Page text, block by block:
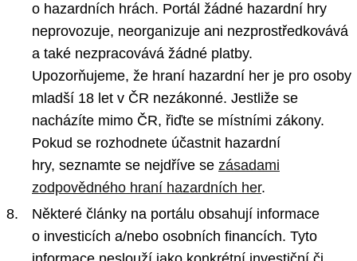
o hazardních hrách. Portál žádné hazardní hry
neprovozuje, neorganizuje ani nezprostředkovává
a také nezpracovává žádné platby.
Upozorňujeme, že hraní hazardní her je pro osoby
mladší 18 let v ČR nezákonné. Jestliže se
nacházíte mimo ČR, řiďte se místními zákony.
Pokud se rozhodnete účastnit hazardní
hry, seznamte se nejdříve se zásadami
zodpovědného hraní hazardních her.
Některé články na portálu obsahují informace
o investicích a/nebo osobních financích. Tyto